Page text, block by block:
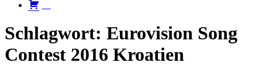
Schlagwort: Eurovision Song
Contest 2016 Kroatien